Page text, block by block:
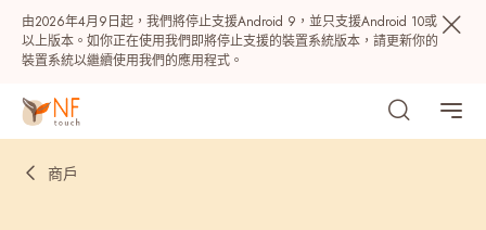
由2026年4月9日起，我們將停止支援Android 9，並只支援Android 10或
以上版本。如你正在使用我們即將停止支援的裝置系統版本，請更新你的
裝置系統以繼續使用我們的應用程式。
商戶